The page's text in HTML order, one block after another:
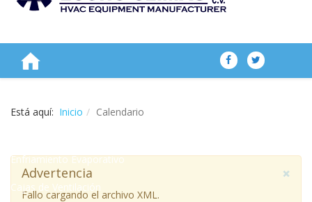
Enfriamiento Evaporativo
Cajas de Ventilación
Está aquí: Inicio Calendario
×
Advertencia
Fallo cargando el archivo XML.